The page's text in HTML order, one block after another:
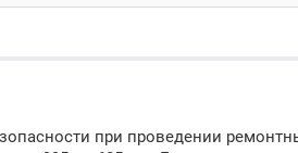
при проведении